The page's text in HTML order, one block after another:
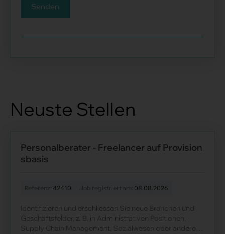
Senden
Neuste Stellen
Personalberater - Freelancer auf Provision
sbasis
42410 08.08.2026
Identifizieren und erschliessen Sie neue Branchen und
Geschäftsfelder, z. B. in Administrativen Positionen,
Supply Chain Management, Sozialwesen oder anderen